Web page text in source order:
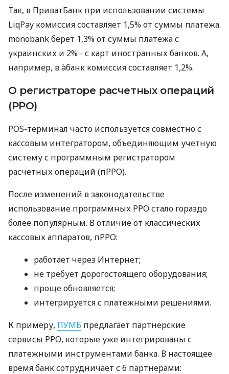
Так, в ПриватБанк при использовании системы
LiqPay комиссия составляет 1,5% от суммы платежа.
monobank берет 1,3% от суммы платежа с
украинских и 2% - с карт иностранных банков. А,
например, в àбанк комиссия составляет 1,2%.
О регистраторе расчетных операций
(РРО)
POS-терминал часто используется совместно с
кассовым интегратором, объединяющим учетную
систему с программным регистратором
расчетных операций (пРРО).
После изменений в законодательстве
использование программных РРО стало гораздо
более популярным. В отличие от классических
кассовых аппаратов, пРРО:
работает через Интернет;
не требует дорогостоящего оборудования;
проще обновляется;
интегрируется с платежными решениями.
К примеру, ПУМБ предлагает партнерские
сервисы РРО, которые уже интегрированы с
платежными инструментами банка. В настоящее
время банк сотрудничает с 6 партнерами: